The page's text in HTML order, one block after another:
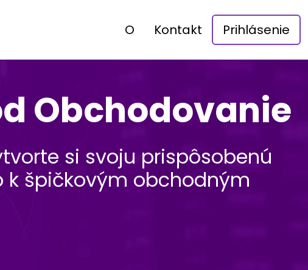
O Kontakt Prihlásenie
Obchodovanie
si svoju prispôsobenú
k špičkovým obchodným